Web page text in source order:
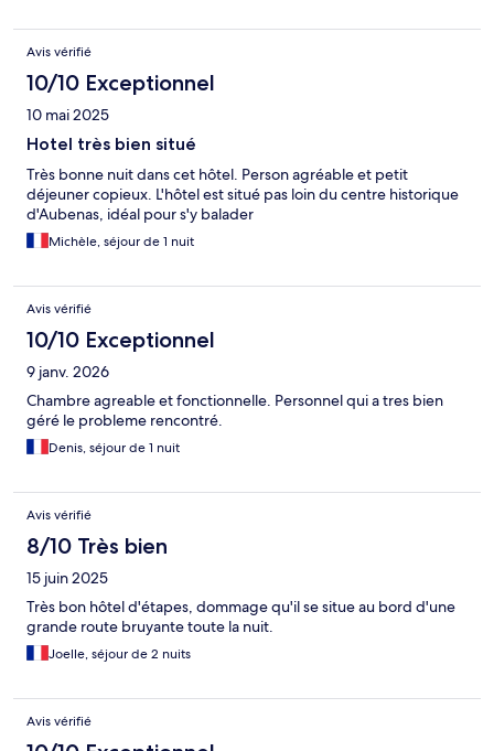
Avis vérifié
10/10 Exceptionnel
10 mai 2025
Hotel très bien situé
Très bonne nuit dans cet hôtel. Person agréable et petit
déjeuner copieux. L'hôtel est situé pas loin du centre historique
d'Aubenas, idéal pour s'y balader
Michèle, séjour de 1 nuit
Avis vérifié
10/10 Exceptionnel
9 janv. 2026
Chambre agreable et fonctionnelle. Personnel qui a tres bien
géré le probleme rencontré.
Denis, séjour de 1 nuit
Avis vérifié
8/10 Très bien
15 juin 2025
Très bon hôtel d'étapes, dommage qu'il se situe au bord d'une
grande route bruyante toute la nuit.
Joelle, séjour de 2 nuits
Avis vérifié